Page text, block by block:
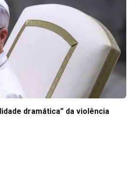
dramática” da violência